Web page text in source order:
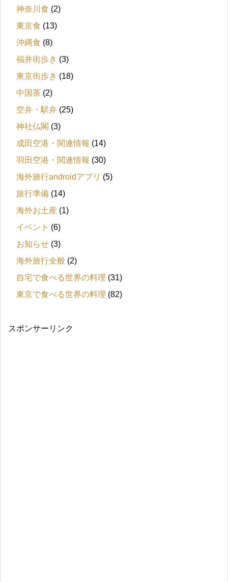
神奈川食 (2)
東京食 (13)
沖縄食 (8)
福井街歩き (3)
東京街歩き (18)
中国茶 (2)
空弁・駅弁 (25)
神社仏閣 (3)
成田空港・関連情報 (14)
羽田空港・関連情報 (30)
海外旅行androidアプリ (5)
旅行準備 (14)
海外お土産 (1)
イベント (6)
お知らせ (3)
海外旅行全般 (2)
自宅で食べる世界の料理 (31)
東京で食べる世界の料理 (82)
スポンサーリンク